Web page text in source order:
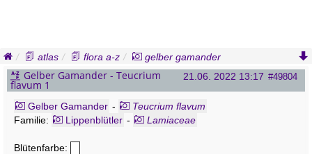
atlas flora a-z
gelber gamander
teucrium flavum
21.06. 2022 13:17 #49804
Gelber Gamander - Teucrium
flavum 1
Gelber Gamander -
Teucrium flavum
Familie:
Lippenblütler - Lamiaceae
Blütenfarbe: